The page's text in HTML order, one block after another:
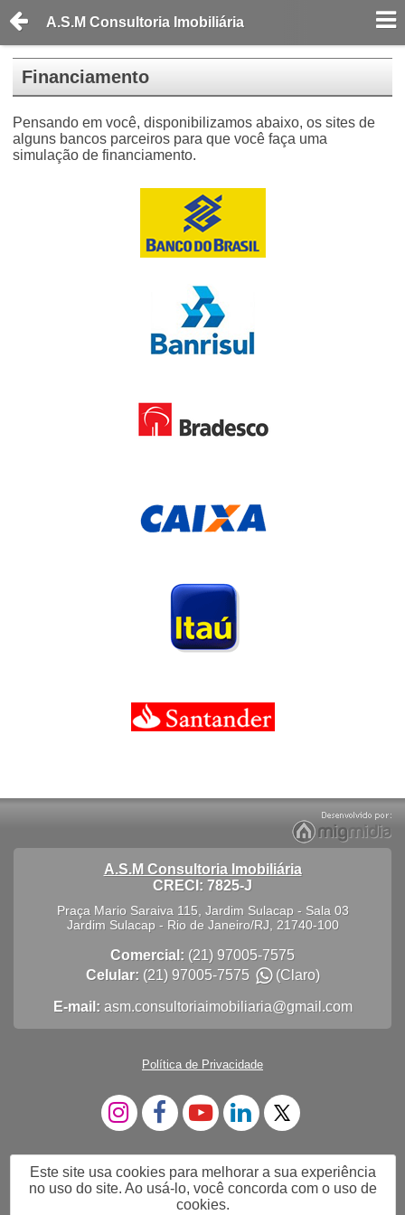
A.S.M Consultoria Imobiliária
Financiamento
Pensando em você, disponibilizamos abaixo, os sites de
alguns bancos parceiros para que você faça uma
simulação de financiamento.
A.S.M Consultoria Imobiliária
CRECI: 7825-J
Praça Mario Saraiva 115, Jardim Sulacap - Sala 03
Jardim Sulacap- Rio de Janeiro/RJ, 21740-100
Comercial: (21) 97005-7575
Celular: (21) 97005-7575 (Claro)
E-mail: asm.consultoriaimobiliaria@gmail.com
Política de Privacidade
Este site usa cookies para melhorar a sua experiência
no uso do site. Ao usá-lo, você concorda com o uso de
cookies.